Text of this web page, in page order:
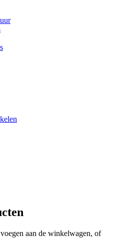
aan de winkelwagen, of